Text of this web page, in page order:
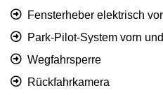
Fensterheber elektrisch
Park-Pilot-System vorn
Wegfahrsperre
Rückfahrkamera